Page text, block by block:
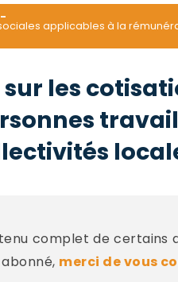
applicables à la
les
complet de certains
merci de vous